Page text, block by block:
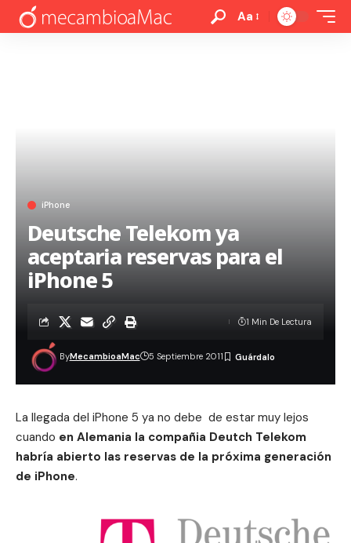
Aa
iPhone
Deutsche Telekom ya
aceptaria reservas para el
iPhone 5
ByMecambioaMac 5 Septiembre 2011
1 Min De Lectura
La llegada del iPhone 5 ya no debe de estar muy lejos
cuando en Alemania la compañia Deutch Telekom
habría abierto las reservas de la próxima generación
de iPhone.